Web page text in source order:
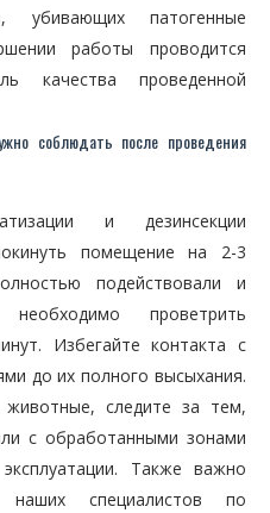
убивающих патогенные
работы проводится
качества проведенной
соблюдать после проведения
и дезинсекции
помещение на 2-3
подействовали и
необходимо проветрить
Избегайте контакта с
до их полного высыхания.
следите за тем,
с обработанными зонами
Также важно
наших специалистов по